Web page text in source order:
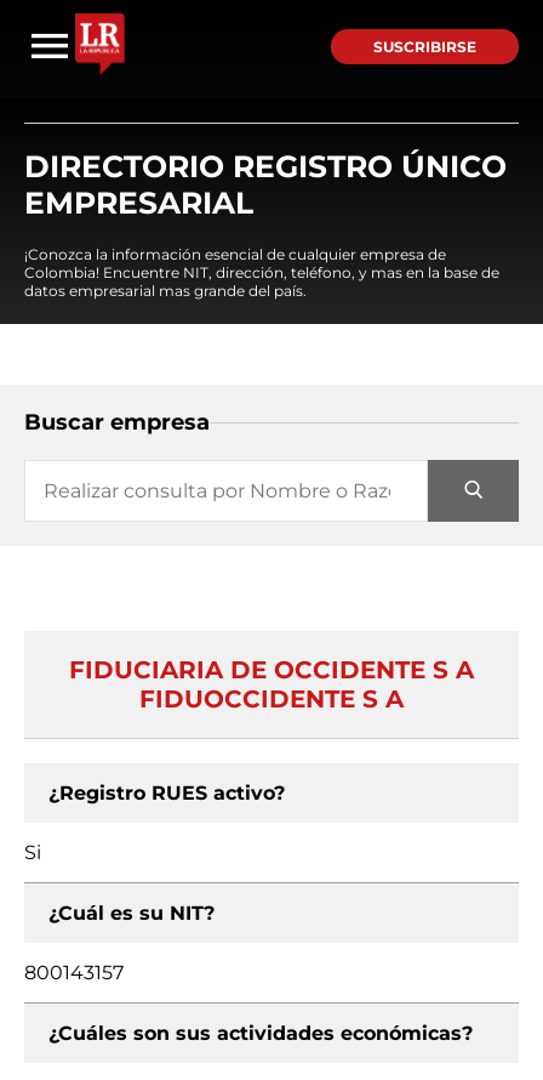
SUSCRIBIRSE
DIRECTORIO REGISTRO ÚNICO
EMPRESARIAL
¡Conozca la información esencial de cualquier empresa de
Colombia! Encuentre NIT, dirección, teléfono, y mas en la base de
datos empresarial mas grande del país.
Buscar empresa
FIDUCIARIA DE OCCIDENTE S A
FIDUOCCIDENTE S A
¿Registro RUES activo?
Si
¿Cuál es su NIT?
800143157
¿Cuáles son sus actividades económicas?